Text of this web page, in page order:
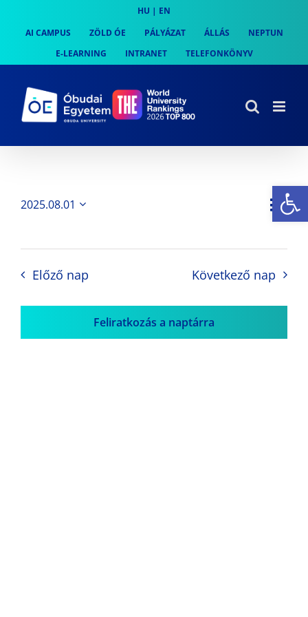
content
HU | EN
AI CAMPUS
ZÖLD ÓE PÁLYÁZAT ÁLLÁS
NEPTUN
E-LEARNING
INTRANET TELEFONKÖNYV
Nap
2025.08.01
Előző nap Következő nap
Feliratkozás a naptárra